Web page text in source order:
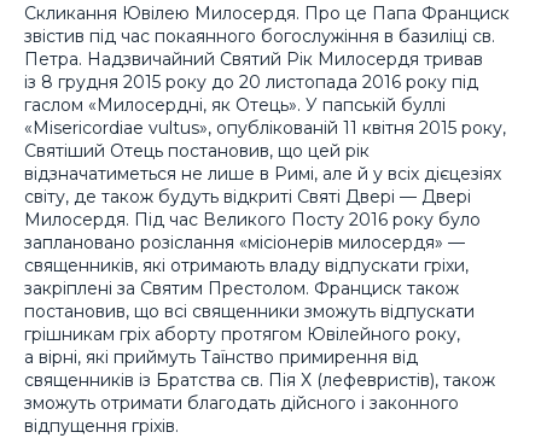
Скликання Ювілею Милосердя. Про це Папа Франциск
звістив під час покаянного богослужіння в базиліці св.
Петра. Надзвичайний Святий Рік Милосердя тривав
із 8 грудня 2015 року до 20 листопада 2016 року під
гаслом «Милосердні, як Отець». У папській буллі
«Misericordiae vultus», опублікованій 11 квітня 2015 року,
Святіший Отець постановив, що цей рік
відзначатиметься не лише в Римі, але й у всіх дієцезіях
світу, де також будуть відкриті Святі Двері — Двері
Милосердя. Під час Великого Посту 2016 року було
заплановано розіслання «місіонерів милосердя» —
священників, які отримають владу відпускати гріхи,
закріплені за Святим Престолом. Франциск також
постановив, що всі священники зможуть відпускати
грішникам гріх аборту протягом Ювілейного року,
а вірні, які приймуть Таїнство примирення від
священників із Братства св. Пія Х (лефевристів), також
зможуть отримати благодать дійсного і законного
відпущення гріхів.